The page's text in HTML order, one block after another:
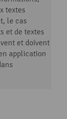
textes
le cas
et de textes
et doivent
application